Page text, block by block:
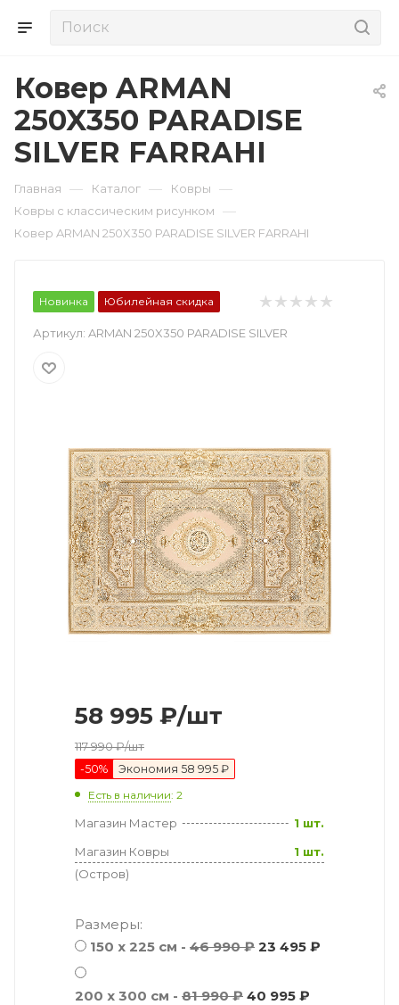
Ковер ARMAN
250X350 PARADISE
SILVER FARRAHI
Главная — Каталог — Ковры —
Ковры с классическим рисунком —
Ковер ARMAN 250X350 PARADISE SILVER FARRAHI
Новинка Юбилейная скидка
Артикул: ARMAN 250X350 PARADISE SILVER
58 995 ₽/шт
117 990₽/шт
-50% Экономия 58 995 ₽
Есть в наличии: 2
Магазин Мастер
1 шт.
Магазин Ковры
(Остров)
1 шт.
Размеры:
150 x 225 см - 46 990 ₽ 23 495 ₽
200 x 300 см - 81 990 ₽ 40 995 ₽